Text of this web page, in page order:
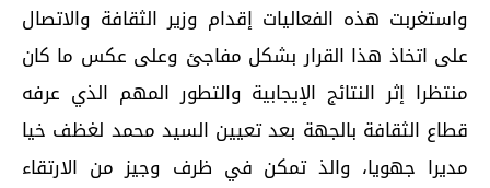
واستغربت هذه الفعاليات إقدام وزير الثقافة والاتصال
على اتخاذ هذا القرار بشكل مفاجئ وعلى عكس ما كان
منتظرا إثر النتائج الإيجابية والتطور المهم الذي عرفه
قطاع الثقافة بالجهة بعد تعيين السيد محمد لغظف خيا
مديرا جهويا، والذ تمكن في ظرف وجيز من الارتقاء